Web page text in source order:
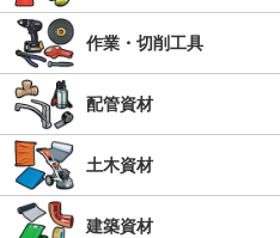
作業・切削工具
配管資材
土木資材
建築資材